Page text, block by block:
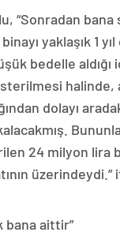
“Sonradan
yaklaşık 1
bedelle aldığı
halinde,
dolayı
24 milyon lira
üzerindeydi.”
bana aittir”